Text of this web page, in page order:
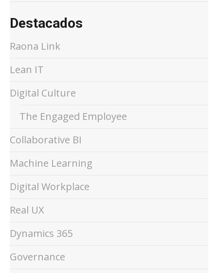
Destacados
Raona Link
Lean IT
Digital Culture
The Engaged Employee
Collaborative BI
Machine Learning
Digital Workplace
Real UX
Dynamics 365
Governance